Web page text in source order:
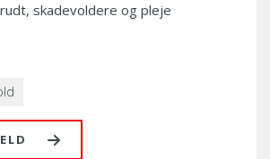
skadevoldere og pleje